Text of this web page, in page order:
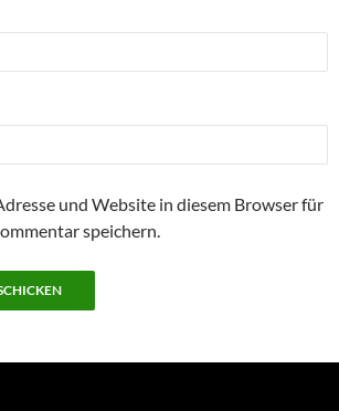
und Website in diesem Browser für
speichern.